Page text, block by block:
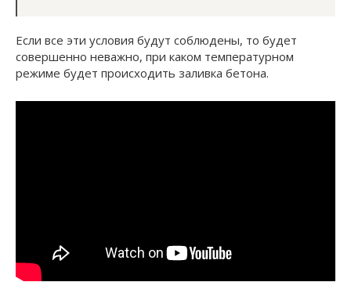
Если все эти условия будут соблюдены, то будет
совершенно неважно, при каком температурном
режиме будет происходить заливка бетона.